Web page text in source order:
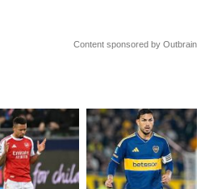
Content sponsored by Outbrain